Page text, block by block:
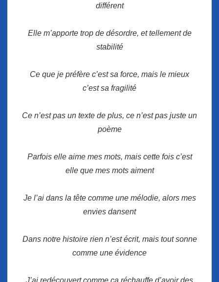
différent
Elle m’apporte trop de désordre, et tellement de
stabilité
Ce que je préfère c’est sa force, mais le mieux
c’est sa fragilité
Ce n’est pas un texte de plus, ce n’est pas juste un
poème
Parfois elle aime mes mots, mais cette fois c’est
elle que mes mots aiment
Je l’ai dans la tête comme une mélodie, alors mes
envies dansent
Dans notre histoire rien n’est écrit, mais tout sonne
comme une évidence
J’ai redécouvert comme ça réchauffe d’avoir des